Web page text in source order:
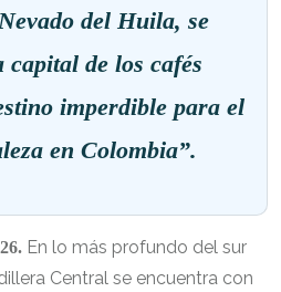
del Huila, se
de los cafés
imperdible para el
en Colombia”.
En lo más profundo del sur
Central se encuentra con